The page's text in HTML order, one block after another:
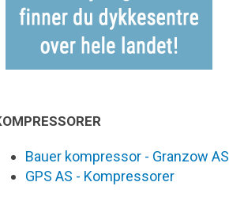
Bauer kompressor - Granzow AS
GPS AS - Kompressorer